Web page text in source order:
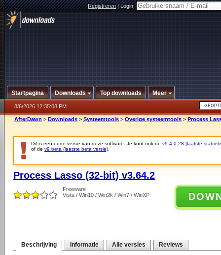
Registreren|Login:
Startpagina Downloads Top downloads Meer
8/6/2026 12:35:08 PM
AfterDawn > Downloads > Systeemtools > Overige systeemtools > Process
Dit is een oude versie van deze software. Je kunt ook de v9.4.0.28 (laatste
of de v9 beta (laatste beta versie)
Process Lasso (32-bit) v3.64.2
Freeware
Vista / Win10 / Win2k / Win7 / WinXP
Beschrijving Informatie Alle versies Reviews